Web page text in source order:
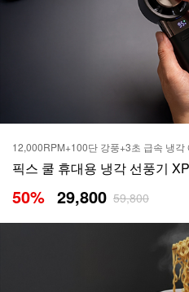
12,000RPM+100단 강풍+3초 급속 냉각
픽스 쿨 휴대용 냉각 선풍기
50% 29,800 59,800